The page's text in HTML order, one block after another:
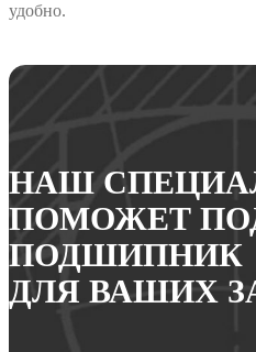
удобно.
НАШ
ПОМОЖЕТ
ПОДШИПНИК
ДЛЯ ВАШИХ